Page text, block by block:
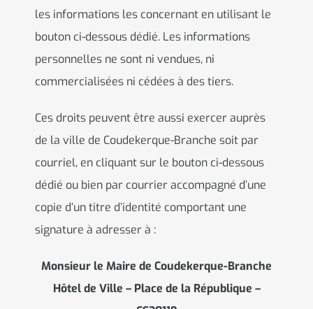
les informations les concernant en utilisant le
bouton ci-dessous dédié. Les informations
personnelles ne sont ni vendues, ni
commercialisées ni cédées à des tiers.
Ces droits peuvent être aussi exercer auprès
de la ville de Coudekerque-Branche soit par
courriel, en cliquant sur le bouton ci-dessous
dédié ou bien par courrier accompagné d’une
copie d’un titre d’identité comportant une
signature à adresser à :
Monsieur le Maire de Coudekerque-Branche
Hôtel de Ville – Place de la République –